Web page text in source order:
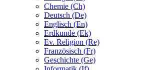
Chemie (Ch)
Deutsch (De)
Englisch (En)
Erdkunde (Ek)
Ev. Religion (Re)
Französisch (Fr)
Geschichte (Ge)